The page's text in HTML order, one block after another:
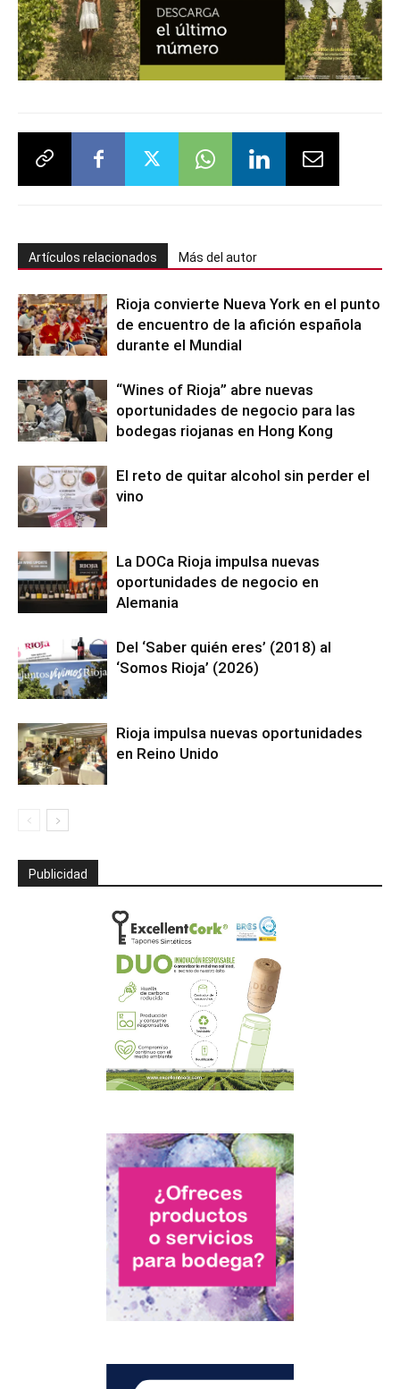
Artículos relacionados Más del autor
Rioja convierte Nueva York en el punto
de encuentro de la afición española
durante el Mundial
“Wines of Rioja” abre nuevas
oportunidades de negocio para las
bodegas riojanas en Hong Kong
El reto de quitar alcohol sin perder el
vino
La DOCa Rioja impulsa nuevas
oportunidades de negocio en
Alemania
Del ‘Saber quién eres’ (2018) al
‘Somos Rioja’ (2026)
Rioja impulsa nuevas oportunidades
en Reino Unido
Publicidad